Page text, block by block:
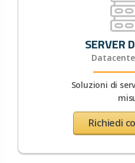
SERVER
Soluzioni di
Richiedi